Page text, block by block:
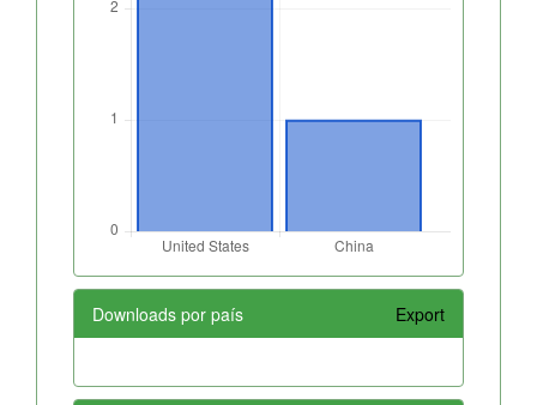
Downloads por país Export